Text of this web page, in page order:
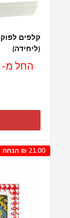
(ליחידה)
מחיר
החל מ- 30.00 ₪
21.00 ₪ הנחה